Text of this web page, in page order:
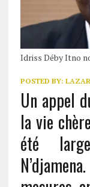
Idriss Déby Itno
POSTED BY:
Un appel
la vie
été